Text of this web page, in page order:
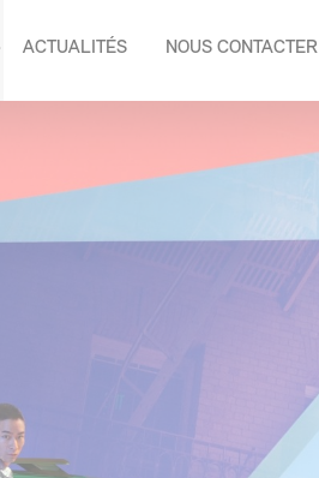
ACTUALITÉS NOUS CONTACTER